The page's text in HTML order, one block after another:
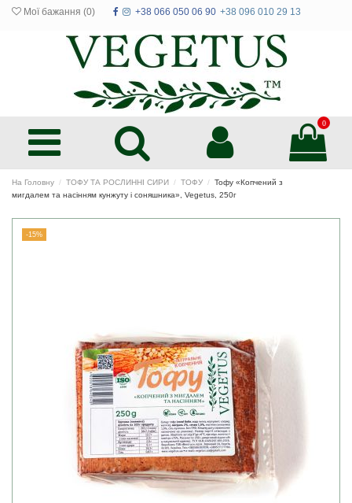
Мої бажання (0) +38 066 050 06 90 +38 096 010 29 13
0
На Головну ТОФУ ТА РОСЛИННІ СИРИ ТОФУ
Тофу «Копчений з
мигдалем та насінням кунжуту і соняшника», Vegetus, 250г
-15%